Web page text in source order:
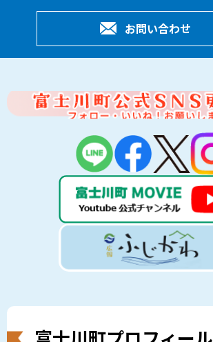
お問い合わせ